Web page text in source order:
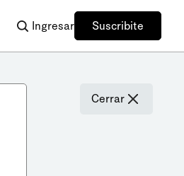
Ingresar Suscribite
Cerrar